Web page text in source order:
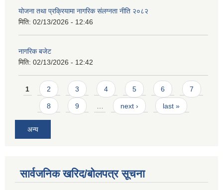
योजना तथा प्रक्रियामा नागरिक संलग्नता नीति २०८२
मिति: 02/13/2026 - 12:46
नागरिक बजेट
मिति: 02/13/2026 - 12:42
Pages
1 2 3 4 5 6 7
8 9 … next › last »
अन्य
सार्वजनिक खरिद/बोलपत्र सूचना